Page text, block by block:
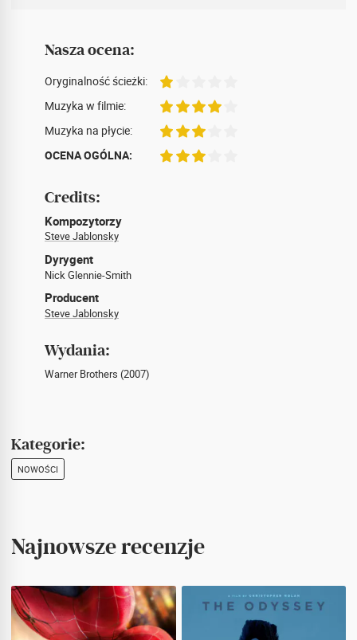
Nasza ocena:
Oryginalność ścieżki:
Muzyka w filmie:
Muzyka na płycie:
OCENA OGÓLNA:
Credits:
Kompozytorzy
Steve Jablonsky
Dyrygent
Nick Glennie-Smith
Producent
Steve Jablonsky
Wydania:
Warner Brothers (2007)
Kategorie:
NOWOŚCI
Najnowsze recenzje